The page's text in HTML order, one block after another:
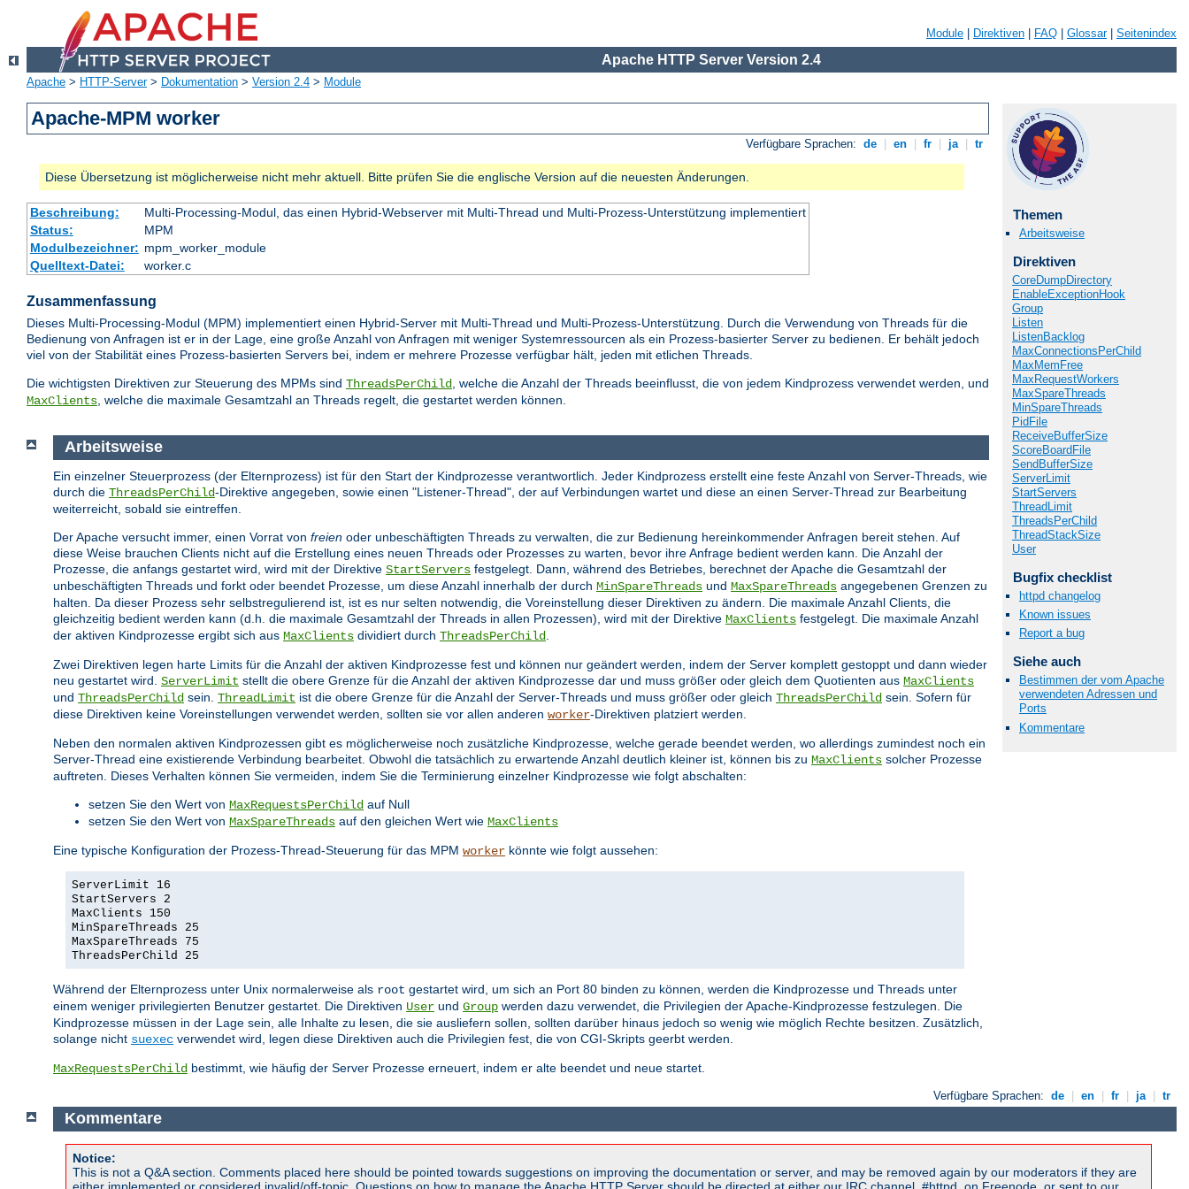
Module Direktiven FAQ Glossar| Seitenindex
Apache HTTP Server Version 2.4
Apache > HTTP-Server> Dokumentation > Version 2.4 > Module
Apache-MPM worker
Verfügbare Sprachen: de en fr ja tr
Diese Übersetzung ist möglicherweise nicht mehr aktuell. Bitte prüfen Sie die englische Version auf die neuesten Änderungen.
Beschreibung:
Multi-Processing-Modul, das einen Hybrid-Webserver mit Multi-Thread und Multi-Prozess-Unterstützung implementiert
Status:
MPM
Modulbezeichner: mpm_worker_module
Quelltext-Datei:
worker.c
Zusammenfassung
Dieses Multi-Processing-Modul (MPM) implementiert einen Hybrid-Server mit Multi-Thread und Multi-Prozess-Unterstützung. Durch die Verwendung von Threads für die
Bedienung von Anfragen ist er in der Lage, eine große Anzahl von Anfragen mit weniger Systemressourcen als ein Prozess-basierter Server zu bedienen. Er behält jedoch
viel von der Stabilität eines Prozess-basierten Servers bei, indem er mehrere Prozesse verfügbar hält, jeden mit etlichen Threads.
Die wichtigsten Direktiven zur Steuerung des MPMs sind ThreadsPerChild, welche die Anzahl der Threads beeinflusst, die von jedem Kindprozess verwendet werden, und
MaxClients, welche die maximale Gesamtzahl an Threads regelt, die gestartet werden können.
Themen
Arbeitsweise
Direktiven
CoreDumpDirectory
EnableExceptionHook
Group
Listen
ListenBacklog
MaxConnectionsPerChild
MaxMemFree
MaxRequestWorkers
MaxSpareThreads
MinSpareThreads
PidFile
ReceiveBufferSize
ScoreBoardFile
SendBufferSize
ServerLimit
StartServers
ThreadLimit
ThreadsPerChild
ThreadStackSize
User
Bugfix checklist
httpd changelog
Known issues
Report a bug
Siehe auch
Bestimmen der vom Apache
verwendeten Adressen und
Ports
Kommentare
Arbeitsweise
Ein einzelner Steuerprozess (der Elternprozess) ist für den Start der Kindprozesse verantwortlich. Jeder Kindprozess erstellt eine feste Anzahl von Server-Threads, wie
durch die ThreadsPerChild-Direktive angegeben, sowie einen "Listener-Thread", der auf Verbindungen wartet und diese an einen Server-Thread zur Bearbeitung
weiterreicht, sobald sie eintreffen.
Der Apache versucht immer, einen Vorrat von freien oder unbeschäftigten Threads zu verwalten, die zur Bedienung hereinkommender Anfragen bereit stehen. Auf
diese Weise brauchen Clients nicht auf die Erstellung eines neuen Threads oder Prozesses zu warten, bevor ihre Anfrage bedient werden kann. Die Anzahl der
Prozesse, die anfangs gestartet wird, wird mit der Direktive StartServers festgelegt. Dann, während des Betriebes, berechnet der Apache die Gesamtzahl der
unbeschäftigten Threads und forkt oder beendet Prozesse, um diese Anzahl innerhalb der durch MinSpareThreads und MaxSpareThreads angegebenen Grenzen zu
halten. Da dieser Prozess sehr selbstregulierend ist, ist es nur selten notwendig, die Voreinstellung dieser Direktiven zu ändern. Die maximale Anzahl Clients, die
gleichzeitig bedient werden kann (d.h. die maximale Gesamtzahl der Threads in allen Prozessen), wird mit der Direktive MaxClients festgelegt. Die maximale Anzahl
der aktiven Kindprozesse ergibt sich aus MaxClients dividiert durch ThreadsPerChild
Zwei Direktiven legen harte Limits für die Anzahl der aktiven Kindprozesse fest und können nur geändert werden, indem der Server komplett gestoppt und dann wieder
neu gestartet wird. ServerLimit stellt die obere Grenze für die Anzahl der aktiven Kindprozesse dar und muss größer oder gleich dem Quotienten aus MaxClients
und ThreadsPerChild sein. ThreadLimit ist die obere Grenze für die Anzahl der Server-Threads und muss größer oder gleich ThreadsPerChild sein. Sofern für
diese Direktiven keine Voreinstellungen verwendet werden, sollten sie vor allen anderen worker-Direktiven platziert werden.
Neben den normalen aktiven Kindprozessen gibt es möglicherweise noch zusätzliche Kindprozesse, welche gerade beendet werden, wo allerdings zumindest noch ein
Server-Thread eine existierende Verbindung bearbeitet. Obwohl die tatsächlich zu erwartende Anzahl deutlich kleiner ist, können bis zu MaxClients solcher Prozesse
auftreten. Dieses Verhalten können Sie vermeiden, indem Sie die Terminierung einzelner Kindprozesse wie folgt abschalten:
setzen Sie den Wert von MaxRequestsPerChild auf Null
setzen Sie den Wert von MaxSpareThreads auf den gleichen Wert wie MaxClients
Eine typische Konfiguration der Prozess-Thread-Steuerung für das MPM worker könnte wie folgt aussehen:
ServerLimit 16
StartServers 2
MaxClients 150
MinSpareThreads 25
MaxSpareThreads 75
ThreadsPerChild 25
Während der Elternprozess unter Unix normalerweise als root gestartet wird, um sich an Port 80 binden zu können, werden die Kindprozesse und Threads unter
einem weniger privilegierten Benutzer gestartet. Die Direktiven User und Group werden dazu verwendet, die Privilegien der Apache-Kindprozesse festzulegen. Die
Kindprozesse müssen in der Lage sein, alle Inhalte zu lesen, die sie ausliefern sollen, sollten darüber hinaus jedoch so wenig wie möglich Rechte besitzen. Zusätzlich,
solange nicht suexec verwendet wird, legen diese Direktiven auch die Privilegien fest, die von CGI-Skripts geerbt werden.
MaxRequestsPerChild bestimmt, wie häufig der Server Prozesse erneuert, indem er alte beendet und neue startet.
Verfügbare Sprachen: de en fr ja tr
Kommentare
Notice:
This is not a Q&A section. Comments placed here should be pointed towards suggestions on improving the documentation or server, and may be removed again by our moderators if they are